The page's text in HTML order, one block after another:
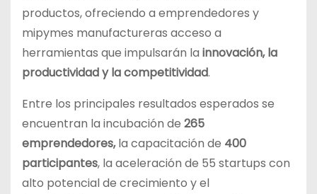
productos, ofreciendo a emprendedores y
mipymes manufactureras acceso a
herramientas que impulsarán la innovación, la
productividad y la competitividad.
Entre los principales resultados esperados se
encuentran la incubación de 265
emprendedores,la capacitación de 400
participantes, la aceleración de 55 startups con
alto potencial de crecimiento y el